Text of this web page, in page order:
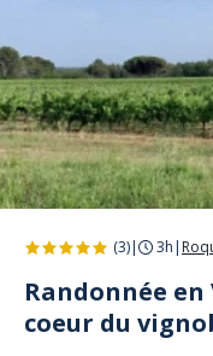
(3)| 3h |
Randonnée en
coeur du